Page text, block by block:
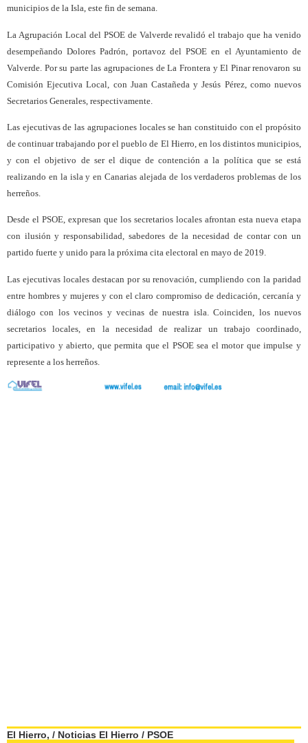
municipios de la Isla, este fin de semana.
La Agrupación Local del PSOE de Valverde revalidó el trabajo que ha venido
desempeñando Dolores Padrón, portavoz del PSOE en el Ayuntamiento de
Valverde. Por su parte las agrupaciones de La Frontera y El Pinar renovaron su
Comisión Ejecutiva Local, con Juan Castañeda y Jesús Pérez, como nuevos
Secretarios Generales, respectivamente.
Las ejecutivas de las agrupaciones locales se han constituido con el propósito
de continuar trabajando por el pueblo de El Hierro, en los distintos municipios,
y con el objetivo de ser el dique de contención a la política que se está
realizando en la isla y en Canarias alejada de los verdaderos problemas de los
herreños.
Desde el PSOE, expresan que los secretarios locales afrontan esta nueva etapa
con ilusión y responsabilidad, sabedores de la necesidad de contar con un
partido fuerte y unido para la próxima cita electoral en mayo de 2019.
Las ejecutivas locales destacan por su renovación, cumpliendo con la paridad
entre hombres y mujeres y con el claro compromiso de dedicación, cercanía y
diálogo con los vecinos y vecinas de nuestra isla. Coinciden, los nuevos
secretarios locales, en la necesidad de realizar un trabajo coordinado,
participativo y abierto, que permita que el PSOE sea el motor que impulse y
represente a los herreños.
El Hierro, / Noticias El Hierro / PSOE